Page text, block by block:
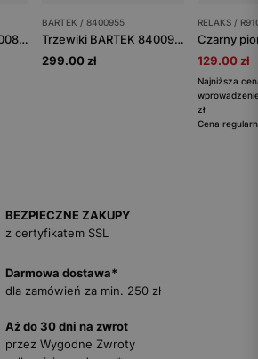
Trzewiki BARTEK 84008-55, dla dziewcząt, różowe
BARTEK / 8400955
Trzewiki BARTEK 84009-55, dla dziewcząt, różowe
299.00 zł
RELAKS /
129.00 zł
Najniższa
zł
Cena
BEZPIECZNE ZAKUPY
z certyfikatem SSL
Darmowa dostawa*
dla zamówień za min. 250 zł
Aż do 30 dni na zwrot
przez Wygodne Zwroty